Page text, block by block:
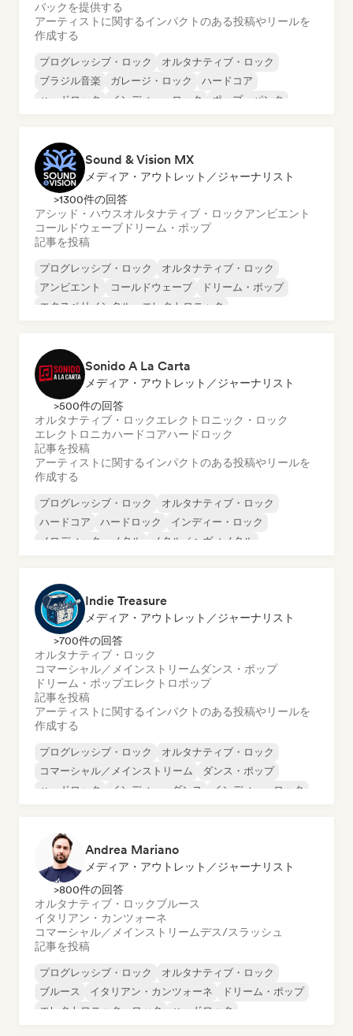
バックを提供する
アーティストに関するインパクトのある投稿やリールを
作成する
プログレッシブ・ロック
オルタナティブ・ロック
ブラジル音楽
ガレージ・ロック
ハードコア
ハードロック
インディー・ロック ポップ・パンク
Sound & Vision MX
メディア・アウトレット／ジャーナリスト
>1300件の回答
アシッド・ハウスオルタナティブ・ロックアンビエント
コールドウェーブ ドリーム・ポップ
記事を投稿
プログレッシブ・ロック
オルタナティブ・ロック
アンビエント
コールドウェーブ
ドリーム・ポップ
エクスペリメンタル・エレクトロニック
Sonido A La Carta
メディア・アウトレット／ジャーナリスト
>500件の回答
オルタナティブ・ロックエレクトロニック・ロック
エレクトロニカハードコアハードロック
記事を投稿
アーティストに関するインパクトのある投稿やリールを
作成する
プログレッシブ・ロック
オルタナティブ・ロック
ハードコア
ハードロック
インディー・ロック
メロディック・メタル
メタル／ヘヴィメタル
Indie Treasure
メディア・アウトレット／ジャーナリスト
>700件の回答
オルタナティブ・ロック
コマーシャル／メインストリーム ダンス・ポップ
ドリーム・ポップエレクトロポップ
記事を投稿
アーティストに関するインパクトのある投稿やリールを
作成する
プログレッシブ・ロック
オルタナティブ・ロック
コマーシャル／メインストリーム
ダンス・ポップ
ハードロック
インディー・ダンス
インディー・ロック
Andrea Mariano
メディア・アウトレット／ジャーナリスト
>800件の回答
オルタナティブ・ロックブルース
イタリアン・カンツォーネ
コマーシャル／メインストリームデス/スラッシュ
記事を投稿
プログレッシブ・ロック
オルタナティブ・ロック
ブルース
イタリアン・カンツォーネ
ドリーム・ポップ
エレクトロニック・ロック
ハードロック